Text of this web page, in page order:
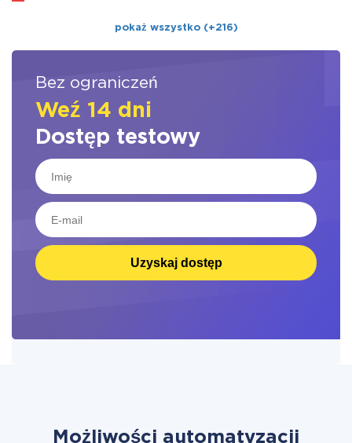
pokaż wszystko (+216)
Bez ograniczeń
Weź 14 dni
Dostęp testowy
Uzyskaj dostęp
Możliwości automatyzacji